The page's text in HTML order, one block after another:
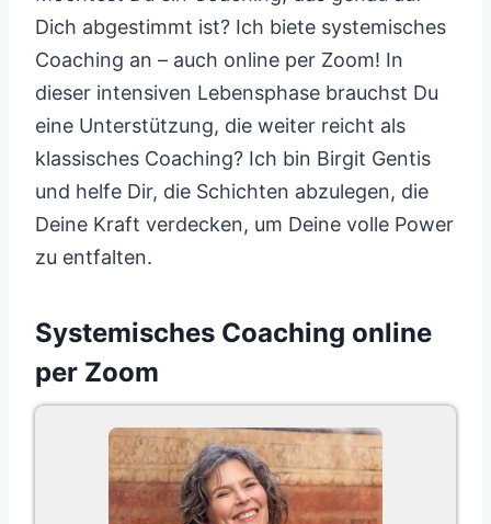
Dich abgestimmt ist? Ich biete systemisches
Coaching an – auch online per Zoom! In
dieser intensiven Lebensphase brauchst Du
eine Unterstützung, die weiter reicht als
klassisches Coaching? Ich bin Birgit Gentis
und helfe Dir, die Schichten abzulegen, die
Deine Kraft verdecken, um Deine volle Power
zu entfalten.
Systemisches Coaching online
per Zoom